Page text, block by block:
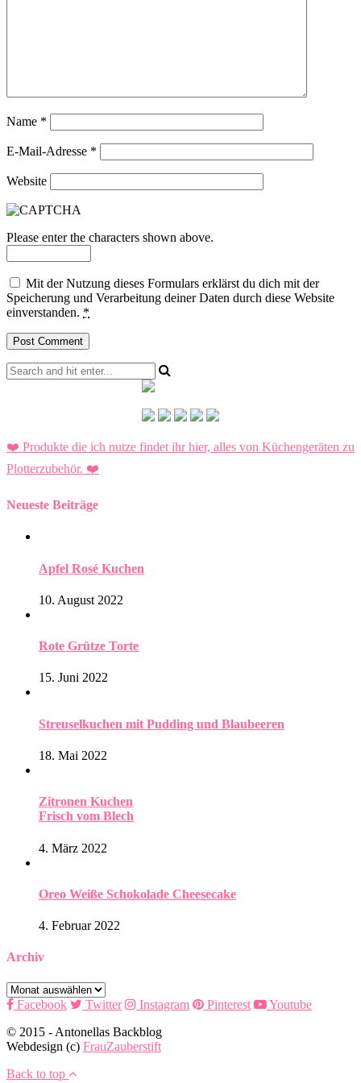
Name *
E-Mail-Adresse *
Website
Please enter the characters shown above.
Mit der Nutzung dieses Formulars erklärst du dich mit der
Speicherung und Verarbeitung deiner Daten durch diese Website
einverstanden. *
❤️ Produkte die ich nutze findet ihr hier, alles von Küchengeräten zu
Plotterzubehör. ❤️
Neueste Beiträge
Apfel Rosé Kuchen
10. August 2022
Rote Grütze Torte
15. Juni 2022
Streuselkuchen mit Pudding und Blaubeeren
18. Mai 2022
Zitronen Kuchen
Frisch vom Blech
4. März 2022
Oreo Weiße Schokolade Cheesecake
4. Februar 2022
Archiv
Archiv
Facebook
Twitter Instagram Pinterest
Youtube
© 2015 - Antonellas Backblog
Webdesign (c) FrauZauberstift
Back to top